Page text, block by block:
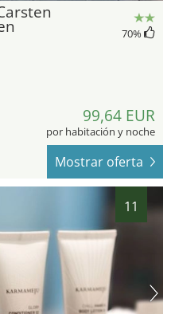
70%
99,64 EUR
por habitación y noche
Mostrar oferta
11